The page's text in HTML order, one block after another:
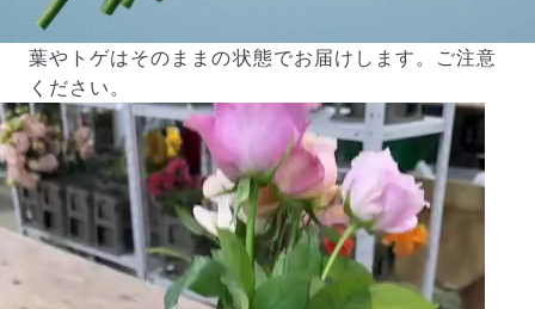
葉やトゲはそのままの状態でお届けします。ご注意
ください。